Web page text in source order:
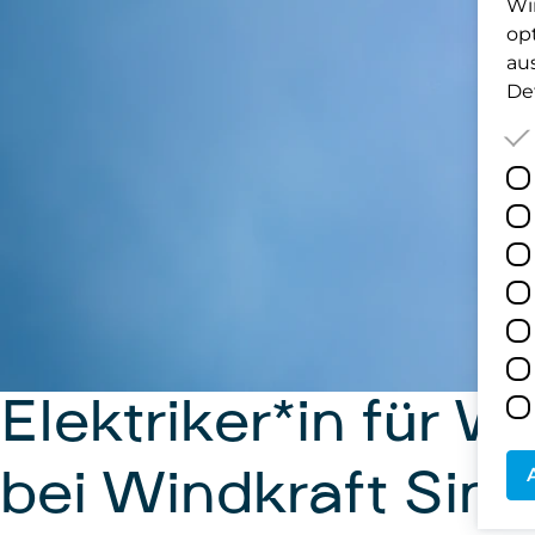
Elektriker*in für
bei Windkraft